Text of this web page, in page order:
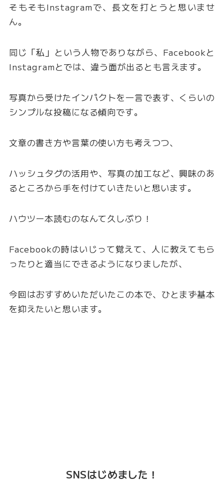
そもそもInstagramで、長文を打とうと思いませ
ん。
同じ「私」という人物でありながら、Facebookと
Instagramとでは、違う面が出るとも言えます。
写真から受けたインパクトを一言で表す、くらいの
シンプルな投稿になる傾向です。
文章の書き方や言葉の使い方も考えつつ、
ハッシュタグの活用や、写真の加工など、興味のあ
るところから手を付けていきたいと思います。
ハウツー本読むのなんて久しぶり！
Facebookの時はいじって覚えて、人に教えてもら
ったりと適当にできるようになりましたが、
今回はおすすめいただいたこの本で、ひとまず基本
を抑えたいと思います。
SNSはじめました！